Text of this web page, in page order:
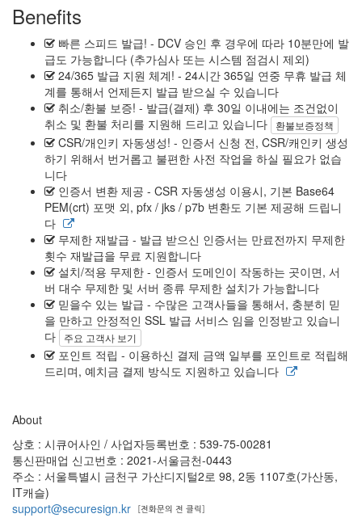
Benefits
빠른 스피드 발급! - DCV 승인 후 경우에 따라 10분만에 발
급도 가능합니다 (추가심사 또는 시스템 점검시 제외)
24/365 발급 지원 체계! - 24시간 365일 연중 무휴 발급 체
계를 통해서 언제든지 발급 받으실 수 있습니다
취소/환불 보증! - 발급(결제) 후 30일 이내에는 조건없이
취소 및 환불 처리를 지원해 드리고 있습니다
환불보증정책
CSR/개인키 자동생성! - 인증서 신청 전, CSR/캐인키 생성
하기 위해서 번거롭고 불편한 사전 작업을 하실 필요가 없습
니다
인증서 변환 제공 - CSR 자동생성 이용시, 기본 Base64
PEM(crt) 포맷 외, pfx / jks / p7b 변환도 기본 제공해 드립니
다
무제한 재발급 - 발급 받으신 인증서는 만료전까지 무제한
횟수 재발급을 무료 지원합니다
설치/적용 무제한 - 인증서 도메인이 작동하는 곳이면, 서
버 대수 무제한 및 서버 종류 무제한 설치가 가능합니다
믿을수 있는 발급 - 수많은 고객사들을 통해서, 충분히 믿
을 만하고 안정적인 SSL 발급 서비스 임을 인정받고 있습니
다
주요 고객사 보기
포인트 적립 - 이용하신 결제 금액 일부를 포인트로 적립해
드리며, 예치금 결제 방식도 지원하고 있습니다
About
상호 : 시큐어사인 / 사업자등록번호 : 539-75-00281
통신판매업 신고번호 : 2021-서울금천-0443
주소 : 서울특별시 금천구 가산디지털2로 98, 2동 1107호(가산동,
IT캐슬)
support@securesign.kr